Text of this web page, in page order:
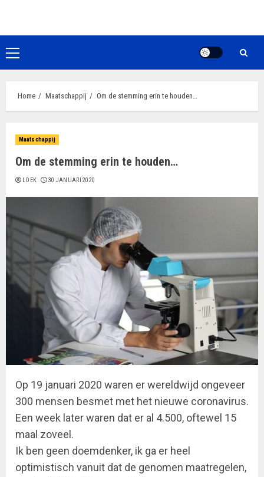
de
inhoudPrimair
menu
Home Maatschappij Om de stemming erin te houden…
Maatschappij
Om de stemming erin te houden…
LOEK 30 JANUARI 2020
Op 19 januari 2020 waren er wereldwijd ongeveer
300 mensen besmet met het nieuwe coronavirus.
Een week later waren dat er al 4.500, oftewel 15
maal zoveel.
Ik ben geen doemdenker, ik ga er heel
optimistisch vanuit dat de genomen maatregelen,